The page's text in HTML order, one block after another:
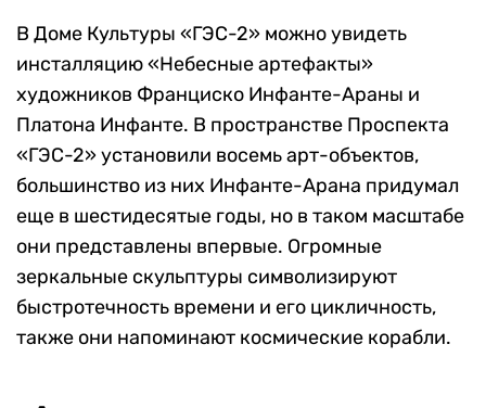
В Доме Культуры «ГЭС-2» можно увидеть
инсталляцию «Небесные артефакты»
художников Франциско Инфанте-Араны и
Платона Инфанте. В пространстве Проспекта
«ГЭС-2» установили восемь арт-объектов,
большинство из них Инфанте-Арана придумал
еще в шестидесятые годы, но в таком масштабе
они представлены впервые. Огромные
зеркальные скульптуры символизируют
быстротечность времени и его цикличность,
также они напоминают космические корабли.